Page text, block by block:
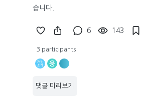
습니다.
6 143
3 participants
웅
댓글 미리보기